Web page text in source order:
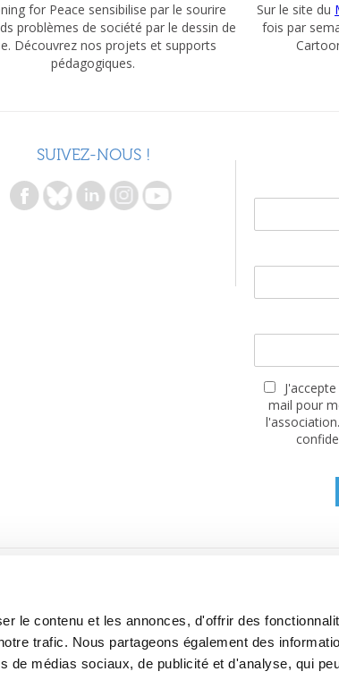
le contenu et les annonces, d'offrir des
trafic. Nous partageons également des
de médias sociaux, de publicité et d'analyse, qui
for Peace sensibilise par le sourire
problèmes de société par le dessin de
Découvrez nos projets et supports
pédagogiques.
Sur le site du
fois par
SUIVEZ-NOUS !
mail pour